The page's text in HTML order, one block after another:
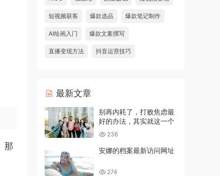
那
短视频获客 爆款选品 爆款笔记制作
AI绘画入门 爆款文案撰写
直播变现方法 抖音运营技巧
最新文章
别再内耗了，打败焦虑最
好的办法，其实就这一个
236
安娜的档案最新访问网址
274